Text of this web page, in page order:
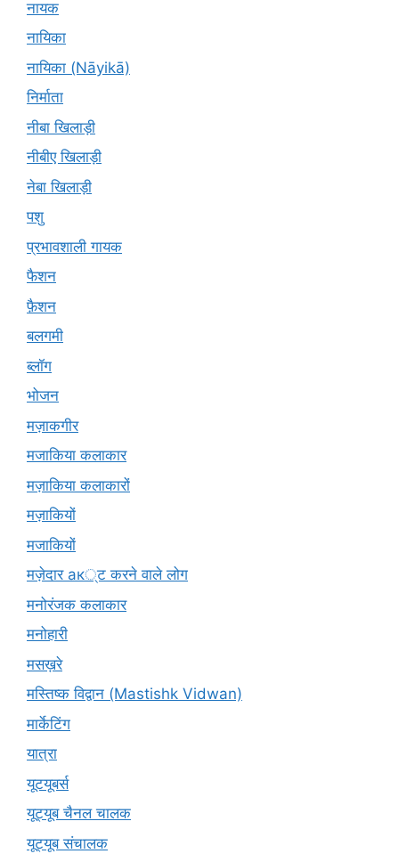
नायक
नायिका
नायिका (Nāyikā)
निर्माता
नीबा खिलाड़ी
नीबीए खिलाड़ी
नेबा खिलाड़ी
पशु
प्रभावशाली गायक
फैशन
फ़ैशन
बलगमी
ब्लॉग
भोजन
मज़ाकगीर
मजाकिया कलाकार
मज़ाकिया कलाकारों
मज़ाकियों
मजाकियों
मज़ेदार ак्ट करने वाले लोग
मनोरंजक कलाकार
मनोहारी
मसख़रे
मस्तिष्क विद्वान (Mastishk Vidwan)
मार्केटिंग
यात्रा
यूटयूबर्स
यूट्यूब चैनल चालक
यूट्यूब संचालक